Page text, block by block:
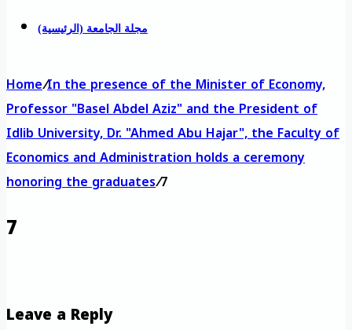
مجلة الجامعة (الرئيسية)
Home/In the presence of the Minister of Economy,
Professor "Basel Abdel Aziz" and the President of
Idlib University, Dr. "Ahmed Abu Hajar", the Faculty of
Economics and Administration holds a ceremony
honoring the graduates/7
7
Leave a Reply